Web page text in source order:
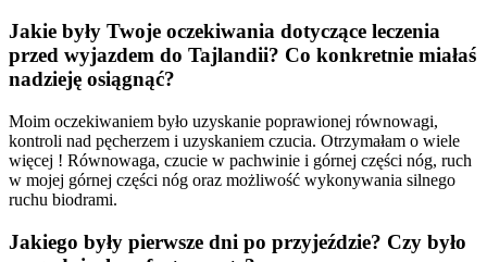
Jakie były Twoje oczekiwania dotyczące leczenia
przed wyjazdem do Tajlandii? Co konkretnie miałaś
nadzieję osiągnąć?
Moim oczekiwaniem było uzyskanie poprawionej równowagi,
kontroli nad pęcherzem i uzyskaniem czucia. Otrzymałam o wiele
więcej ! Równowaga, czucie w pachwinie i górnej części nóg, ruch
w mojej górnej części nóg oraz możliwość wykonywania silnego
ruchu biodrami.
Jakiego były pierwsze dni po przyjeździe? Czy było